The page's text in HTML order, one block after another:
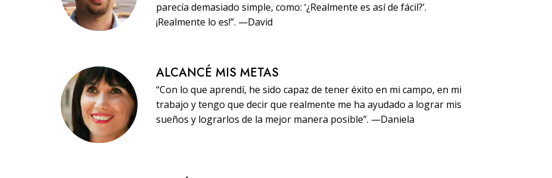
parecía demasiado simple, como: ‘¿Realmente es así de fácil?’.
¡Realmente lo es!”. —David
ALCANCÉ MIS METAS
“Con lo que aprendí, he sido capaz de tener éxito en mi campo, en mi
trabajo y tengo que decir que realmente me ha ayudado a lograr mis
sueños y lograrlos de la mejor manera posible”. —Daniela